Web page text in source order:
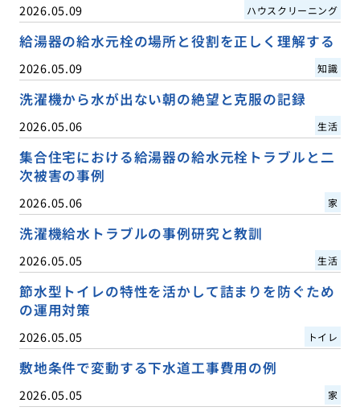
2026.05.09 ハウスクリーニング
給湯器の給水元栓の場所と役割を正しく理解する
2026.05.09 知識
洗濯機から水が出ない朝の絶望と克服の記録
2026.05.06 生活
集合住宅における給湯器の給水元栓トラブルと二
次被害の事例
2026.05.06 家
洗濯機給水トラブルの事例研究と教訓
2026.05.05 生活
節水型トイレの特性を活かして詰まりを防ぐため
の運用対策
2026.05.05 トイレ
敷地条件で変動する下水道工事費用の例
2026.05.05 家